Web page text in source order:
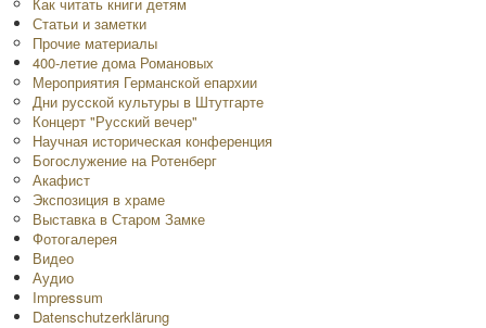
Статьи и заметки
Прочие материалы
400-летие дома Романовых
Мероприятия Германской епархии
Дни русской культуры в Штутгарте
Концерт "Русский вечер"
Научная историческая конференция
Богослужение на Ротенберг
Акафист
Экспозиция в храме
Выставка в Старом Замке
Фотогалерея
Видео
Аудио
Impressum
Datenschutzerklärung